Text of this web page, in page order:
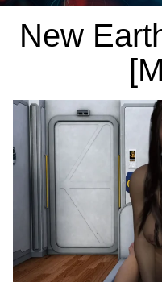
New